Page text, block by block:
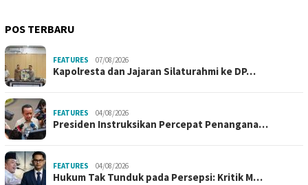
POS TERBARU
FEATURES 07/08/2026
Kapolresta dan Jajaran Silaturahmi ke DP…
FEATURES 04/08/2026
Presiden Instruksikan Percepat Penangana…
FEATURES 04/08/2026
Hukum Tak Tunduk pada Persepsi: Kritik M…